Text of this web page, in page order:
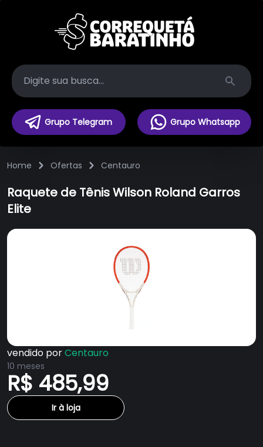
Search
Grupo Telegram Grupo Whatsapp
Home Ofertas Centauro
Raquete de Tênis Wilson Roland Garros
Elite
vendido porCentauro
10 meses
R$ 485,99
Ir à loja